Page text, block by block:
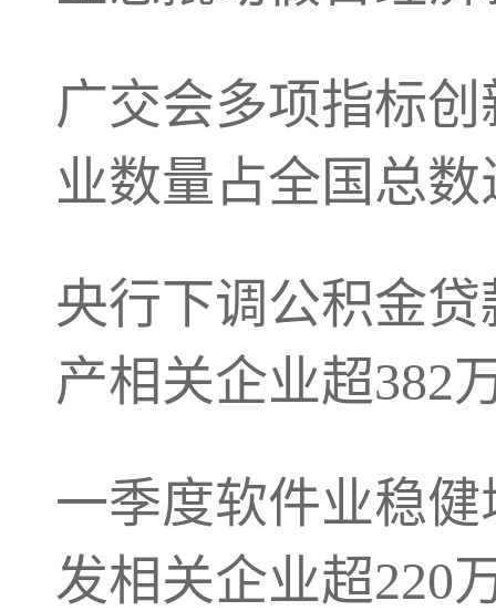
广交会多项指标
业数量占全国总数
央行下调公积金
产相关企业超382
一季度软件业稳
发相关企业超220